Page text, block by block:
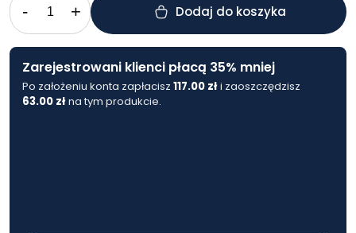
- + Dodaj do koszyka
Zarejestrowani klienci płacą 35% mniej
Po założeniu konta zapłacisz117.00 złi zaoszczędzisz
63.00 złna tym produkcie.